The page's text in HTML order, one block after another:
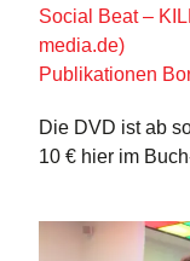
Social Beat –
media.de)
Publikationen
Die DVD ist ab
10 € hier im